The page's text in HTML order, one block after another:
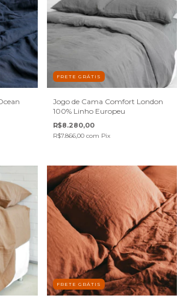
FRETE GRÁTIS
Jogo de Cama Comfort London
100% Linho Europeu
R$8.280,00
R$7.866,00 com Pix
FRETE GRÁTIS